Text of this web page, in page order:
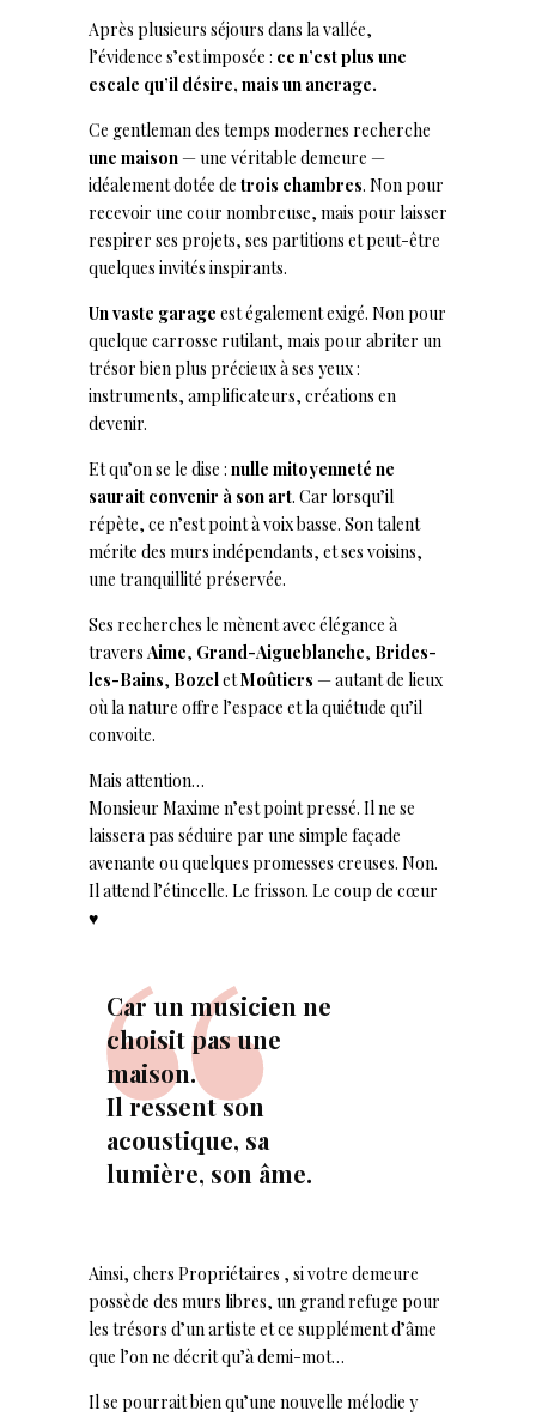
Après plusieurs séjours dans la vallée,
l’évidence s’est imposée : ce n’est plus une
escale qu’il désire, mais un ancrage.
Ce gentleman des temps modernes recherche
une maison— une véritable demeure —
idéalement dotée de trois chambres. Non pour
recevoir une cour nombreuse, mais pour laisser
respirer ses projets, ses partitions et peut-être
quelques invités inspirants.
Un vaste garage est également exigé. Non pour
quelque carrosse rutilant, mais pour abriter un
trésor bien plus précieux à ses yeux :
instruments, amplificateurs, créations en
devenir.
Et qu’on se le dise : nulle mitoyenneté ne
saurait convenir à son art. Car lorsqu’il
répète, ce n’est point à voix basse. Son talent
mérite des murs indépendants, et ses voisins,
une tranquillité préservée.
Ses recherches le mènent avec élégance à
travers Aime, Grand-Aigueblanche, Brides-
les-Bains, BozeletMoûtiers — autant de lieux
où la nature offre l’espace et la quiétude qu’il
convoite.
Mais attention…
Monsieur Maxime n’est point pressé. Il ne se
laissera pas séduire par une simple façade
avenante ou quelques promesses creuses. Non.
Il attend l’étincelle. Le frisson. Le coup de cœur
♥️
Car un musicien ne
choisit pas une
maison.
Il ressent son
acoustique, sa
lumière, son âme.
Ainsi, chers Propriétaires , si votre demeure
possède des murs libres, un grand refuge pour
les trésors d’un artiste et ce supplément d’âme
que l’on ne décrit qu’à demi-mot…
Il se pourrait bien qu’une nouvelle mélodie y